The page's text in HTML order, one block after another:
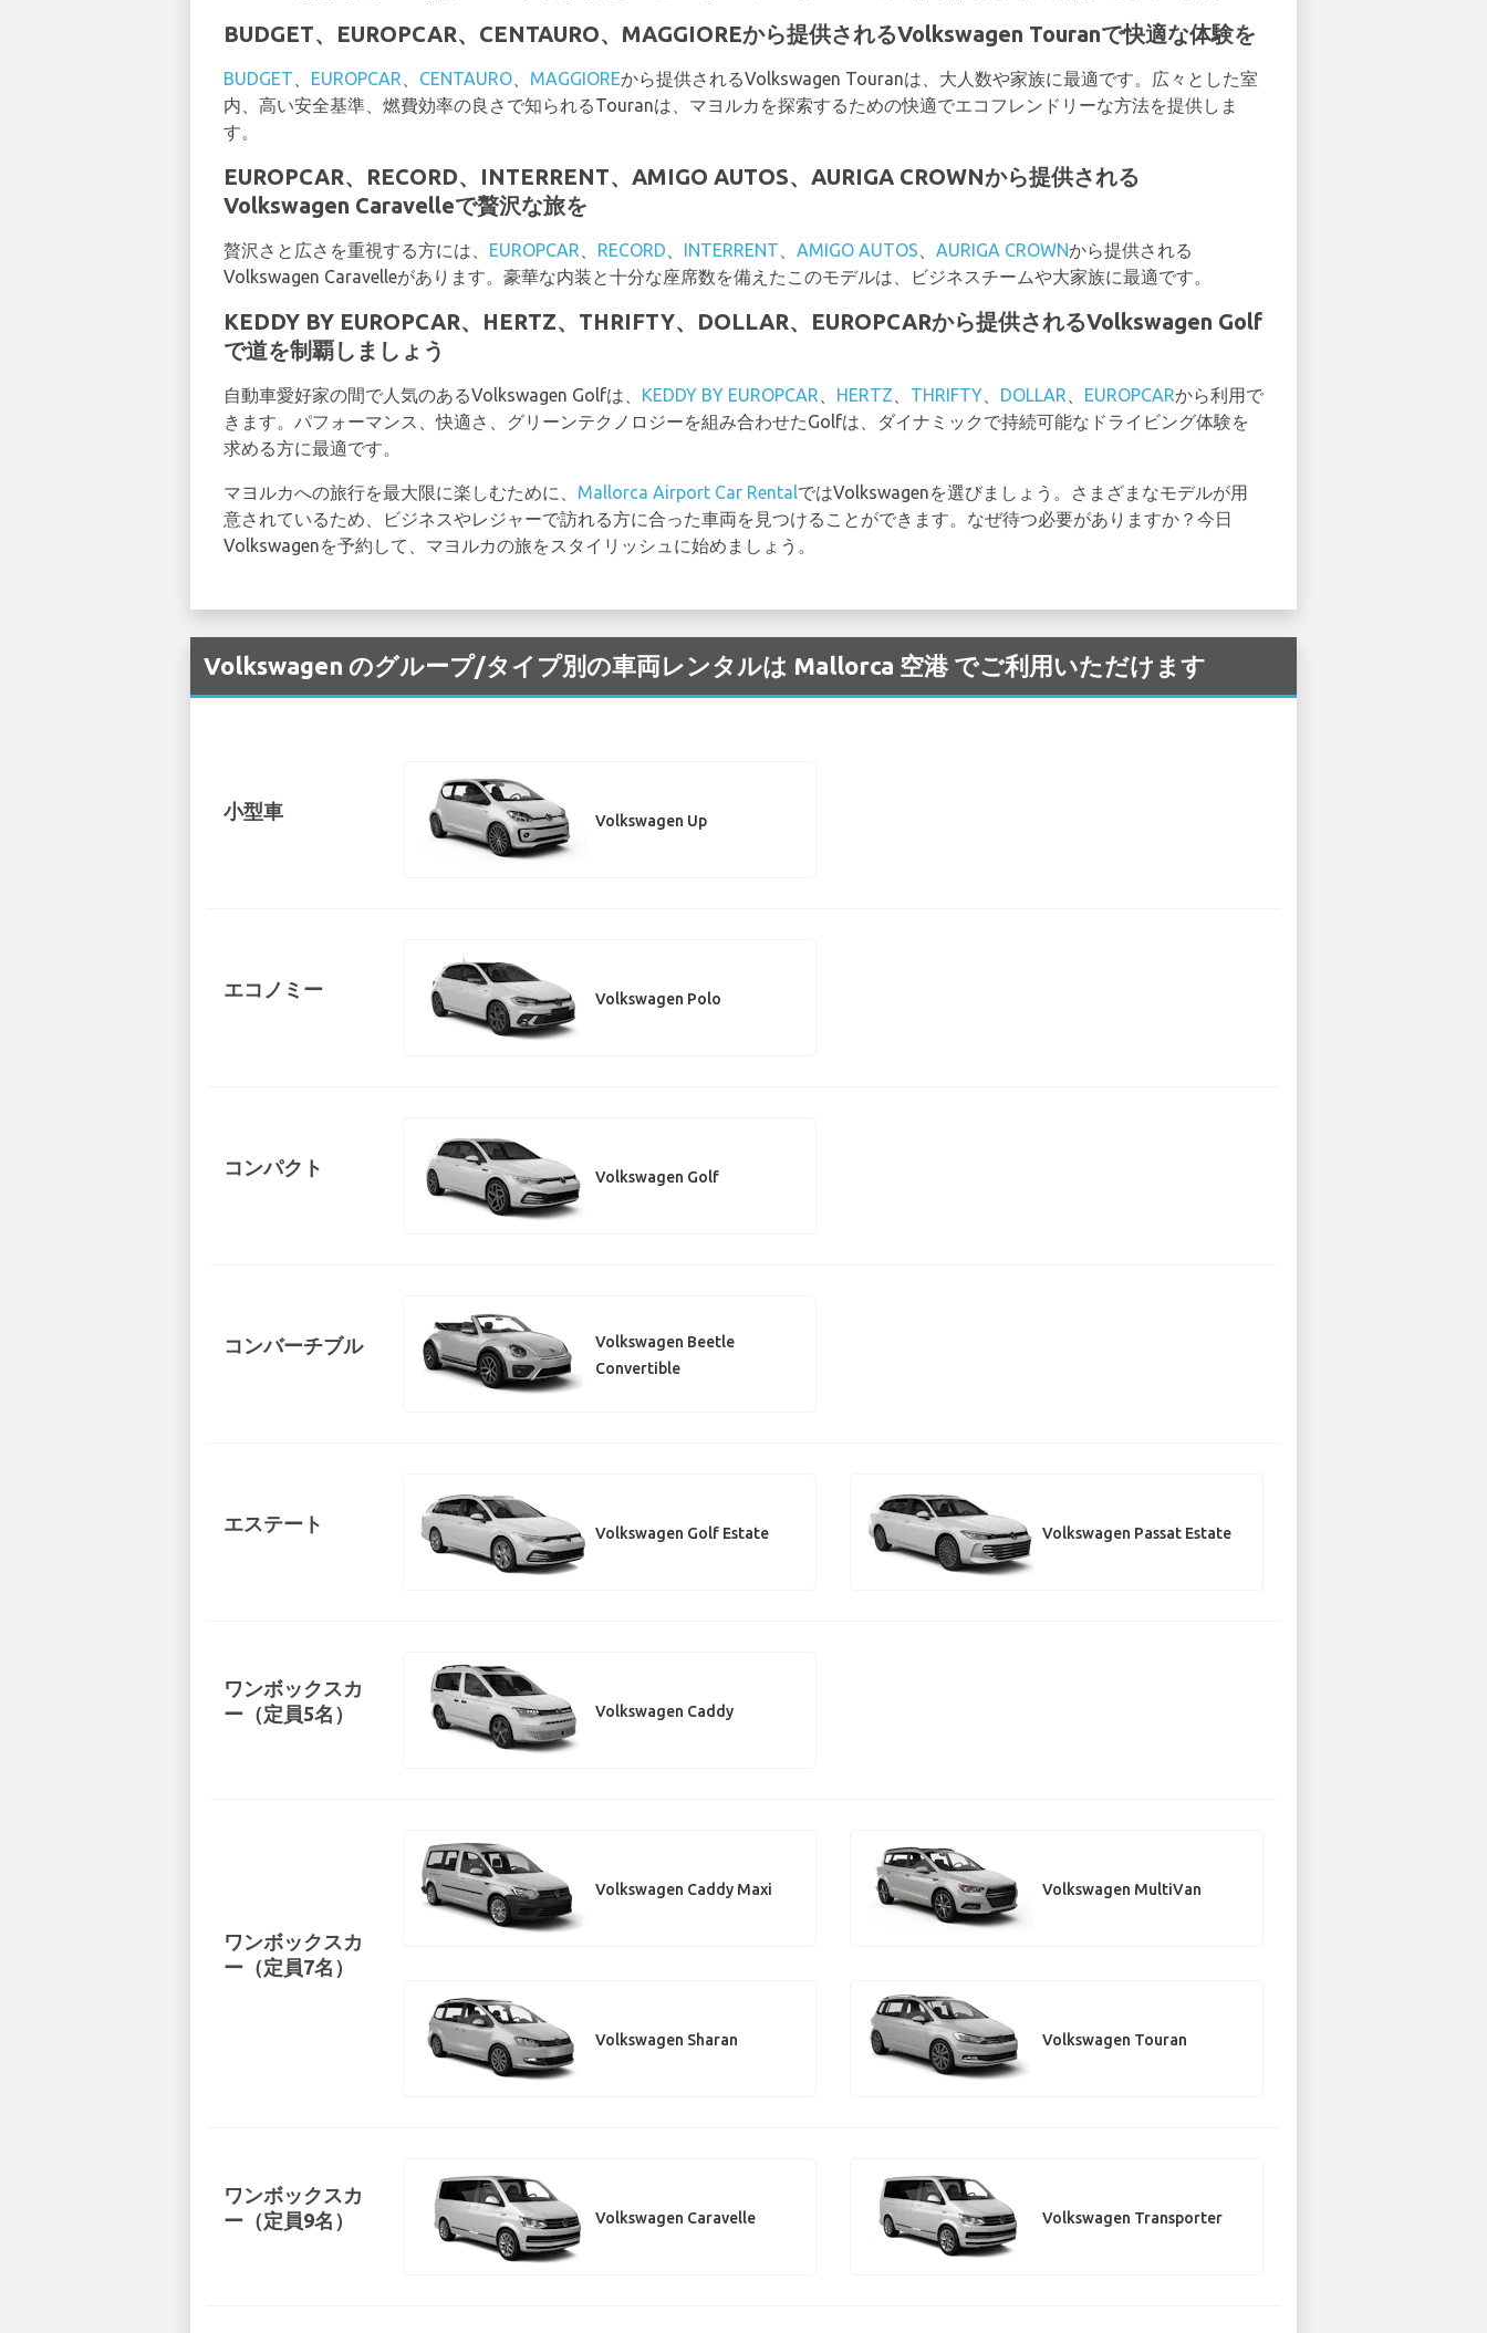
BUDGET、EUROPCAR、CENTAURO、MAGGIOREから提供されるVolkswagen Touranで快適な体験を
BUDGET EUROPCAR CENTAURO MAGGIOREから提供されるVolkswagen Touranは、大人数や家族に最適です。広々とした室
内、高い安全基準、燃費効率の良さで知られるTouranは、マヨルカを探索するための快適でエコフレンドリーな方法を提供しま
す。
EUROPCAR、RECORD、INTERRENT、AMIGO AUTOS、AURIGA CROWNから提供される
Volkswagen Caravelleで贅沢な旅を
贅沢さと広さを重視する方には、 EUROPCAR RECORD INTERRENT AMIGO AUTOS AURIGA CROWNから提供される
Volkswagen Caravelleがあります。豪華な内装と十分な座席数を備えたこのモデルは、ビジネスチームや大家族に最適です。
KEDDY BY EUROPCAR、HERTZ、THRIFTY、DOLLAR、EUROPCARから提供されるVolkswagen Golf
で道を制覇しましょう
自動車愛好家の間で人気のあるVolkswagen Golfは、 KEDDY BY EUROPCAR HERTZ THRIFTY DOLLAR EUROPCARから利用で
きます。パフォーマンス、快適さ、グリーンテクノロジーを組み合わせたGolfは、ダイナミックで持続可能なドライビング体験を
求める方に最適です。
マヨルカへの旅行を最大限に楽しむために、 Mallorca Airport Car RentalではVolkswagenを選びましょう。さまざまなモデルが用
意されているため、ビジネスやレジャーで訪れる方に合った車両を見つけることができます。なぜ待つ必要がありますか？今日
Volkswagenを予約して、マヨルカの旅をスタイリッシュに始めましょう。
Volkswagen のグループ/タイプ別の車両レンタルは Mallorca 空港 でご利用いただけます
小型車 Volkswagen Up
エコノミー Volkswagen Polo
コンパクト Volkswagen Golf
コンバーチブル
Volkswagen Beetle
Convertible
エステート Volkswagen Golf Estate Volkswagen Passat Estate
ワンボックスカ
ー（定員5名）
Volkswagen Caddy
ワンボックスカ
ー（定員7名）
Volkswagen Caddy Maxi Volkswagen MultiVan
Volkswagen Sharan Volkswagen Touran
ワンボックスカ
ー（定員9名）
Volkswagen Caravelle Volkswagen Transporter